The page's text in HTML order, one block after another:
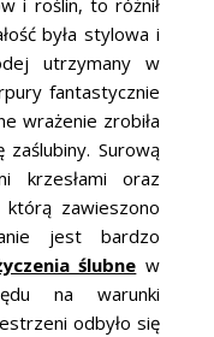
była stylowa i
utrzymany w
fantastycznie
wrażenie zrobiła
Surową
krzesłami oraz
zawieszono
jest bardzo
ślubne w
na warunki
odbyło się